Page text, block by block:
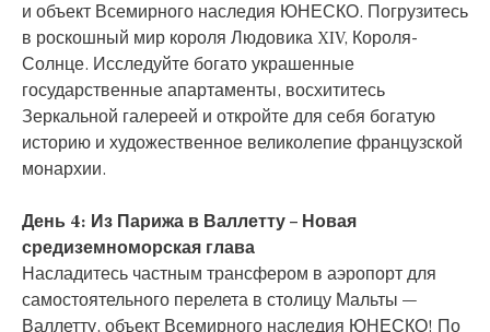
и объект Всемирного наследия ЮНЕСКО. Погрузитесь
в роскошный мир короля Людовика XIV, Короля-
Солнце. Исследуйте богато украшенные
государственные апартаменты, восхититесь
Зеркальной галереей и откройте для себя богатую
историю и художественное великолепие французской
монархии.
День 4: Из Парижа в Валлетту – Новая
средиземноморская глава
Насладитесь частным трансфером в аэропорт для
самостоятельного перелета в столицу Мальты —
Валлетту, объект Всемирного наследия ЮНЕСКО! По